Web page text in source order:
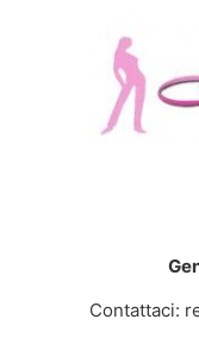
Contattaci: